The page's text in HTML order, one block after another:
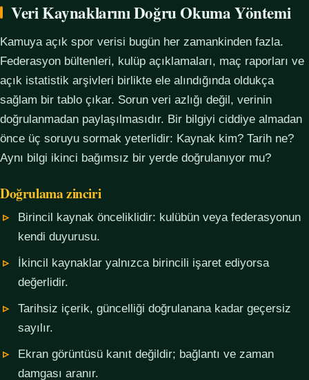
Veri Kaynaklarını Doğru Okuma Yöntemi
Kamuya açık spor verisi bugün her zamankinden fazla.
Federasyon bültenleri, kulüp açıklamaları, maç raporları ve
açık istatistik arşivleri birlikte ele alındığında oldukça
sağlam bir tablo çıkar. Sorun veri azlığı değil, verinin
doğrulanmadan paylaşılmasıdır. Bir bilgiyi ciddiye almadan
önce üç soruyu sormak yeterlidir: Kaynak kim? Tarih ne?
Aynı bilgi ikinci bağımsız bir yerde doğrulanıyor mu?
Doğrulama zinciri
Birincil kaynak önceliklidir: kulübün veya federasyonun
kendi duyurusu.
İkincil kaynaklar yalnızca birincili işaret ediyorsa
değerlidir.
Tarihsiz içerik, güncelliği doğrulanana kadar geçersiz
sayılır.
Ekran görüntüsü kanıt değildir; bağlantı ve zaman
damgası aranır.